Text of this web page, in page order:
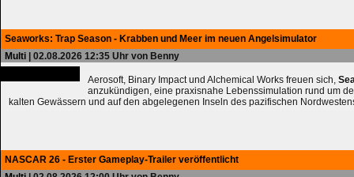
Seaworks: Trap Season - Krabben und Meer im neuen Angelsimulator
Multi | 02.08.2026 12:35 Uhr von Benny
Aerosoft, Binary Impact und Alchemical Works freuen sich,
anzukündigen, eine praxisnahe Lebenssimulation rund um
kalten Gewässern und auf den abgelegenen Inseln des pazifischen
NASCAR 26 - Erster Gameplay-Trailer veröffentlicht